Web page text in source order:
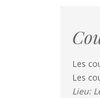
Les
Les
Lieu: